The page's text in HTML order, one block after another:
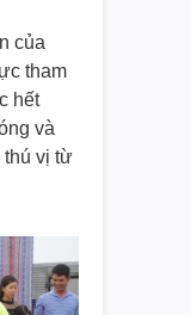
của
tham
hết
và
thú vị từ